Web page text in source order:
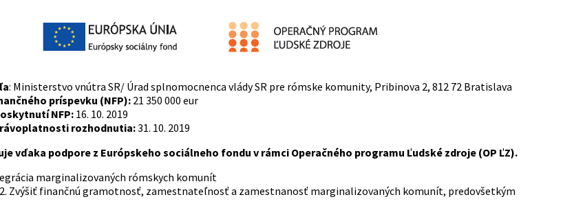
: Ministerstvo vnútra SR/ Úrad splnomocnenca vlády SR pre rómske komunity, Pribinova 2, 812 72 Bratislava
príspevku (NFP):21 350 000 eur
NFP: 16. 10. 2019
rozhodnutia:31. 10. 2019
vďaka podpore z Európskeho sociálneho fondu v rámci Operačného programu Ľudské zdroje (OP ĽZ).
marginalizovaných rómskych komunít
Zvýšiť finančnú gramotnosť, zamestnateľnosť a zamestnanosť marginalizovaných komunít, predovšetkým